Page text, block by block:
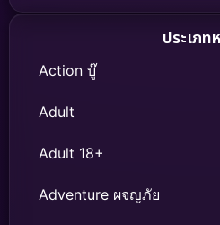
ประเภท
Action บู๊
Adult
Adult 18+
Adventure ผจญภัย